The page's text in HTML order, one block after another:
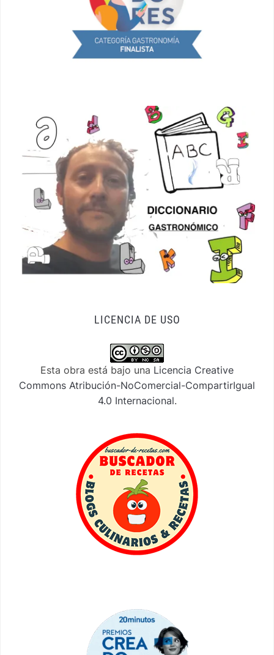
LICENCIA DE USO
Esta obra está bajo una Licencia Creative
Commons Atribución-NoComercial-CompartirIgual
4.0 Internacional.